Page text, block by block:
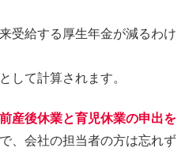
受給する厚生年金が減るわけ
して計算されます。
産後休業と育児休業の申出を
、会社の担当者の方は忘れず